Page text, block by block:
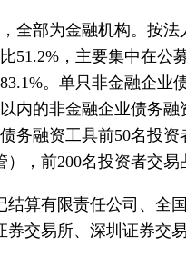
全部为金融机构。按
51.2%，主要集中在公
。单只非金融企业
内的非金融企业债务融
融资工具前50名投资
，前200名投资者交易
结算有限责任公司、全
交易所、深圳证券交